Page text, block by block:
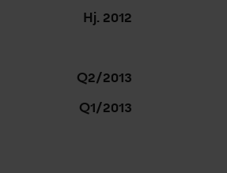
Hj. 2012
Q2/2013
Q1/2013